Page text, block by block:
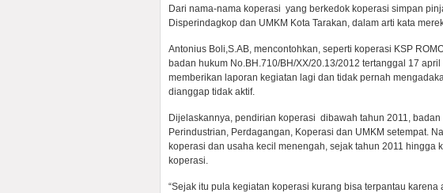
Dari nama-nama koperasi yang berkedok koperasi simpan
Disperindagkop dan UMKM Kota Tarakan, dalam arti kata
Antonius Boli,S.AB, mencontohkan, seperti koperasi KSP
badan hukum No.BH.710/BH/XX/20.13/2012 tertanggal 17
memberikan laporan kegiatan lagi dan tidak pernah
dianggap tidak aktif.
Dijelaskannya, pendirian koperasi dibawah tahun 2011,
Perindustrian, Perdagangan, Koperasi dan UMKM setempat.
koperasi dan usaha kecil menengah, sejak tahun 2011 hingga
koperasi.
“Sejak itu pula kegiatan koperasi kurang bisa terpantau